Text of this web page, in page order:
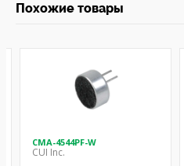
Похожие товары
CMA-4544PF-W
CUI Inc.